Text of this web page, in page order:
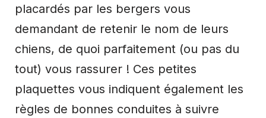
placardés par les bergers vous
demandant de retenir le nom de leurs
chiens, de quoi parfaitement (ou pas du
tout) vous rassurer ! Ces petites
plaquettes vous indiquent également les
règles de bonnes conduites à suivre